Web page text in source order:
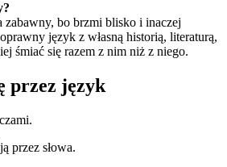
bo brzmi blisko i inaczej
język z własną historią, literaturą,
śmiać się razem z nim niż z niego.
przez język
przez słowa.